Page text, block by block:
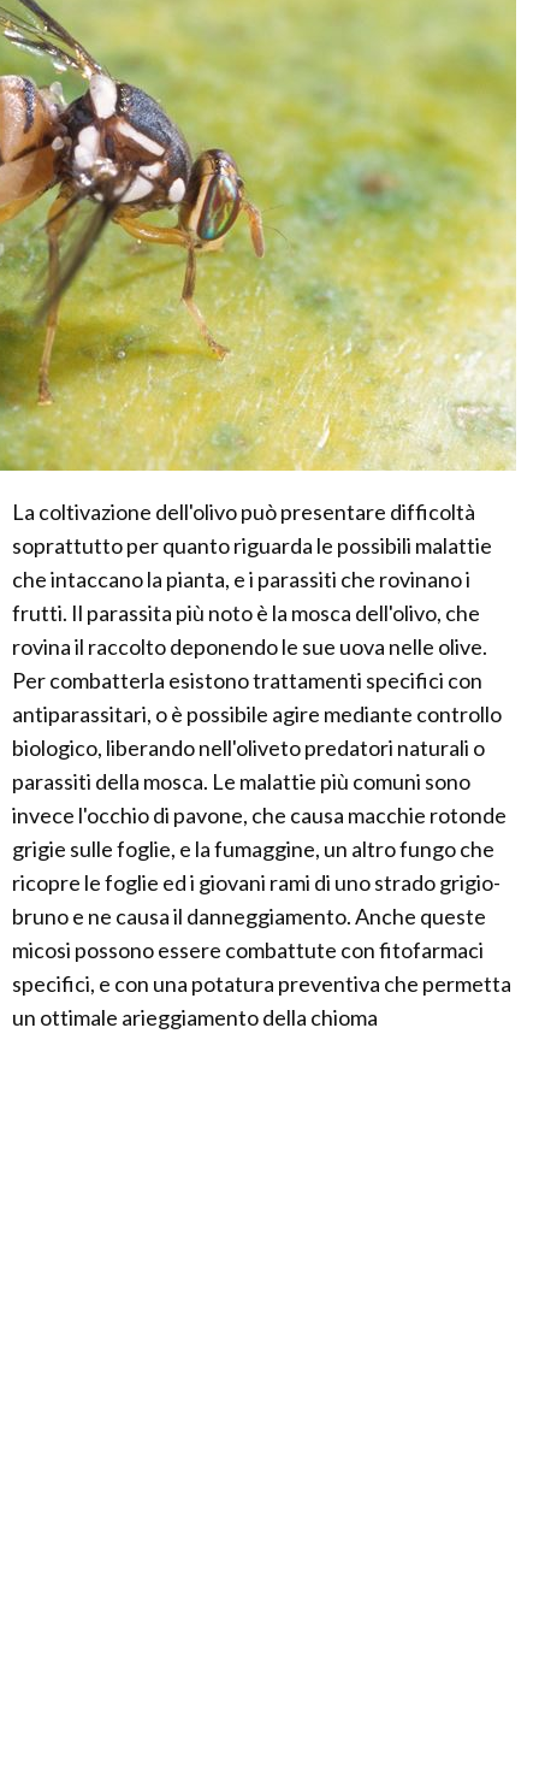
La coltivazione dell'olivo può presentare difficoltà
soprattutto per quanto riguarda le possibili malattie
che intaccano la pianta, e i parassiti che rovinano i
frutti. Il parassita più noto è la mosca dell'olivo, che
rovina il raccolto deponendo le sue uova nelle olive.
Per combatterla esistono trattamenti specifici con
antiparassitari, o è possibile agire mediante controllo
biologico, liberando nell'oliveto predatori naturali o
parassiti della mosca. Le malattie più comuni sono
invece l'occhio di pavone, che causa macchie rotonde
grigie sulle foglie, e la fumaggine, un altro fungo che
ricopre le foglie ed i giovani rami di uno strado grigio-
bruno e ne causa il danneggiamento. Anche queste
micosi possono essere combattute con fitofarmaci
specifici, e con una potatura preventiva che permetta
un ottimale arieggiamento della chioma